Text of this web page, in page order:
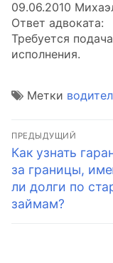
09.06.2010
Ответ адвоката:
Требуется
исполнения.
Метки
Навигация
по
записям
ПРЕДЫДУЩИЙ
Предыдущая
запись:
Как узнать
за границы,
ли долги по
займам?